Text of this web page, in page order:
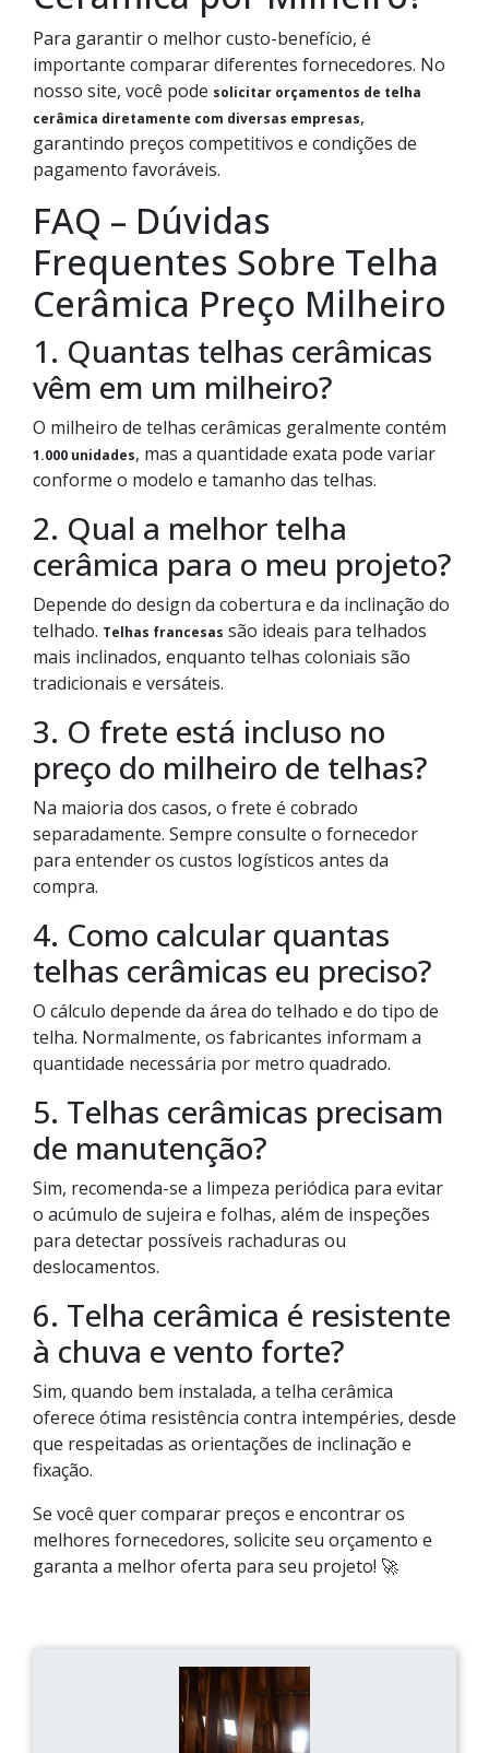
Para garantir o melhor custo-benefício, é
importante comparar diferentes fornecedores. No
nosso site, você pode solicitar orçamentos de telha
cerâmica diretamente com diversas empresas,
garantindo preços competitivos e condições de
pagamento favoráveis.
FAQ – Dúvidas
Frequentes Sobre Telha
Cerâmica Preço Milheiro
1. Quantas telhas cerâmicas
vêm em um milheiro?
O milheiro de telhas cerâmicas geralmente contém
1.000 unidades, mas a quantidade exata pode variar
conforme o modelo e tamanho das telhas.
2. Qual a melhor telha
cerâmica para o meu projeto?
Depende do design da cobertura e da inclinação do
telhado. Telhas francesas são ideais para telhados
mais inclinados, enquanto telhas coloniais são
tradicionais e versáteis.
3. O frete está incluso no
preço do milheiro de telhas?
Na maioria dos casos, o frete é cobrado
separadamente. Sempre consulte o fornecedor
para entender os custos logísticos antes da
compra.
4. Como calcular quantas
telhas cerâmicas eu preciso?
O cálculo depende da área do telhado e do tipo de
telha. Normalmente, os fabricantes informam a
quantidade necessária por metro quadrado.
5. Telhas cerâmicas precisam
de manutenção?
Sim, recomenda-se a limpeza periódica para evitar
o acúmulo de sujeira e folhas, além de inspeções
para detectar possíveis rachaduras ou
deslocamentos.
6. Telha cerâmica é resistente
à chuva e vento forte?
Sim, quando bem instalada, a telha cerâmica
oferece ótima resistência contra intempéries, desde
que respeitadas as orientações de inclinação e
fixação.
Se você quer comparar preços e encontrar os
melhores fornecedores, solicite seu orçamento e
garanta a melhor oferta para seu projeto! 🚀